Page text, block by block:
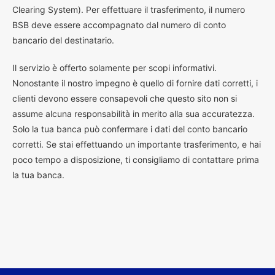
Clearing System). Per effettuare il trasferimento, il numero
BSB deve essere accompagnato dal numero di conto
bancario del destinatario.
Il servizio è offerto solamente per scopi informativi.
Nonostante il nostro impegno è quello di fornire dati corretti, i
clienti devono essere consapevoli che questo sito non si
assume alcuna responsabilità in merito alla sua accuratezza.
Solo la tua banca può confermare i dati del conto bancario
corretti. Se stai effettuando un importante trasferimento, e hai
poco tempo a disposizione, ti consigliamo di contattare prima
la tua banca.